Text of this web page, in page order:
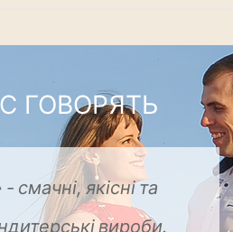
ГОВОРЯТЬ
- смачні, якісніта
вироби.